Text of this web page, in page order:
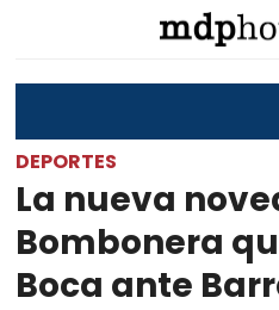
DEPORTES
La nueva
Bombonera
Boca ante